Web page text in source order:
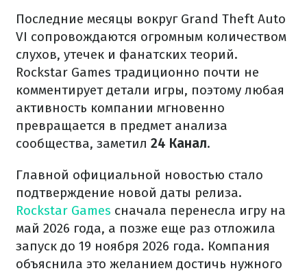
Последние месяцы вокруг Grand Theft Auto
VI сопровождаются огромным количеством
слухов, утечек и фанатских теорий.
Rockstar Games традиционно почти не
комментирует детали игры, поэтому любая
активность компании мгновенно
превращается в предмет анализа
сообщества, заметил 24 Канал.
Главной официальной новостью стало
подтверждение новой даты релиза.
Rockstar Games сначала перенесла игру на
май 2026 года, а позже еще раз отложила
запуск до 19 ноября 2026 года. Компания
объяснила это желанием достичь нужного